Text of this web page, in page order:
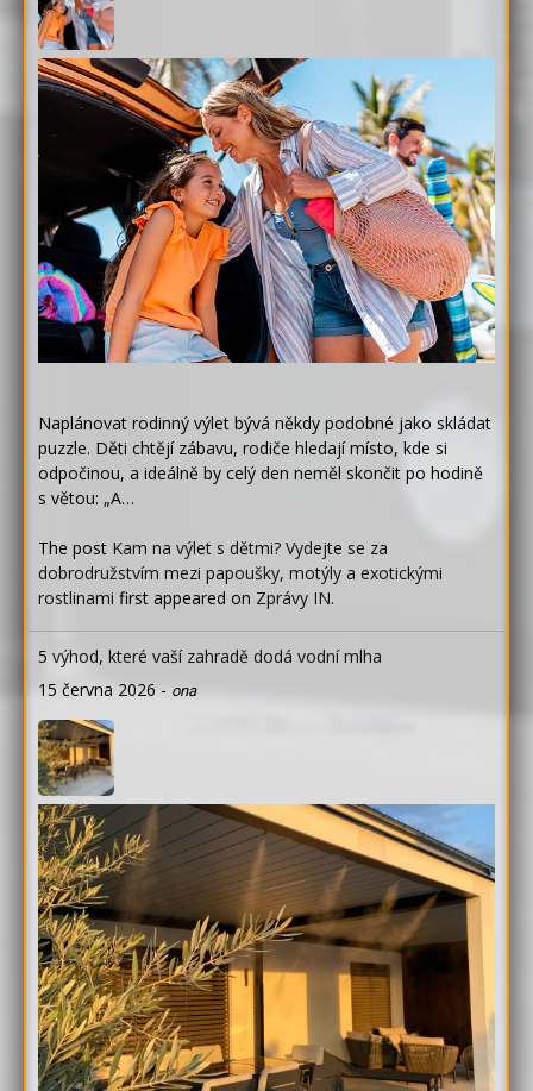
Naplánovat rodinný výlet bývá někdy podobné jako skládat
puzzle. Děti chtějí zábavu, rodiče hledají místo, kde si
odpočinou, a ideálně by celý den neměl skončit po hodině
s větou: „A…
The post Kam na výlet s dětmi? Vydejte se za
dobrodružstvím mezi papoušky, motýly a exotickými
rostlinami first appeared on Zprávy IN.
5 výhod, které vaší zahradě dodá vodní mlha
15 června 2026 - ona